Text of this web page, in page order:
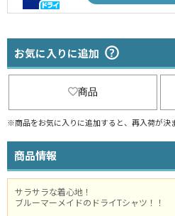
お気に入りに追加
商品
※商品をお気に入りに追加すると、再入荷が決
商品情報
サラサラな着心地！
ブルーマーメイドのドライTシャツ！！